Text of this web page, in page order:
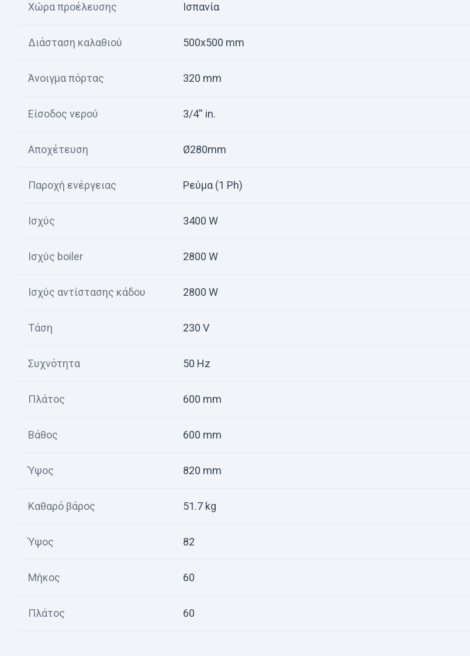
Χώρα προέλευσης Ισπανία
Διάσταση καλαθιού 500x500 mm
Άνοιγμα πόρτας 320 mm
Είσοδος νερού 3/4'' in.
Αποχέτευση Ø280mm
Παροχή ενέργειας Ρεύμα (1 Ph)
Ισχύς 3400 W
Ισχύς boiler 2800 W
Ισχύς αντίστασης κάδου 2800 W
Τάση 230 V
Συχνότητα 50 Hz
Πλάτος 600 mm
Βάθος 600 mm
Ύψος 820 mm
Καθαρό βάρος 51.7 kg
Ύψος 82
Μήκος 60
Πλάτος 60